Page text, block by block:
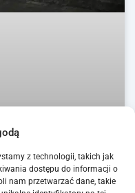
z technologii, takich jak
dostępu do informacji o
nam przetwarzać dane, takie